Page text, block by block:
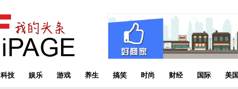
科技 娱乐 游戏 养生 搞笑 时尚 财经 国际 美